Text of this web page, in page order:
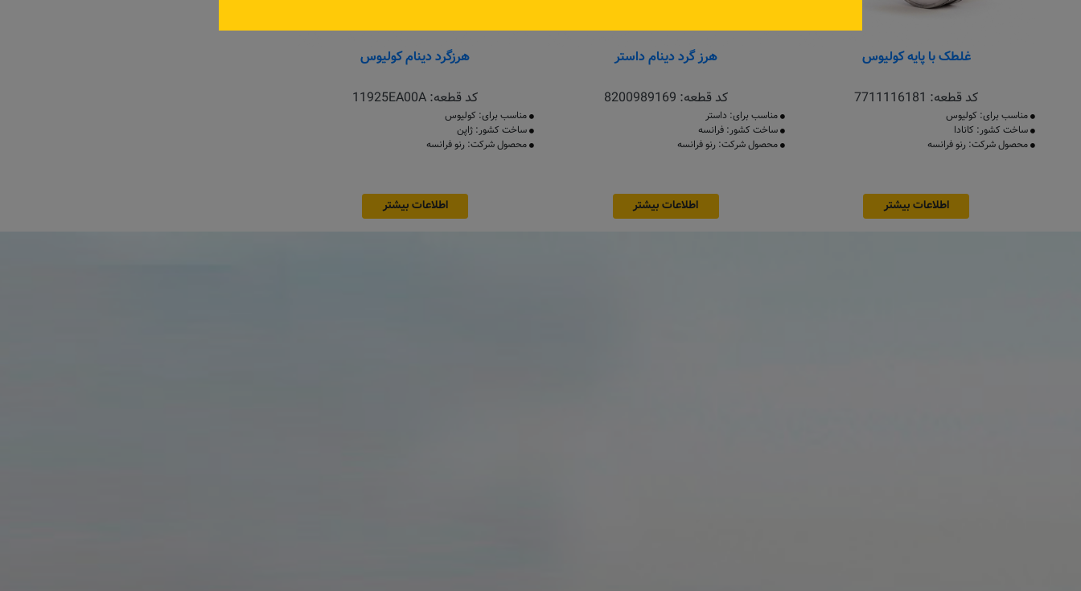
غلطک با پایه کولیوس
کد قطعه: 7711116181
مناسب برای: کولیوس
ساخت کشور: کانادا
محصول شرکت: رنو فرانسه
اطلاعات بیشتر
هرز گرد دینام داستر
کد قطعه: 8200989169
مناسب برای: داستر
ساخت کشور: فرانسه
محصول شرکت: رنو فرانسه
اطلاعات بیشتر
هرزگرد دینام کولیوس
کد قطعه: 11925EA00A
مناسب برای: کولیوس
ساخت کشور: ژاپن
محصول شرکت: رنو فرانسه
اطلاعات بیشتر